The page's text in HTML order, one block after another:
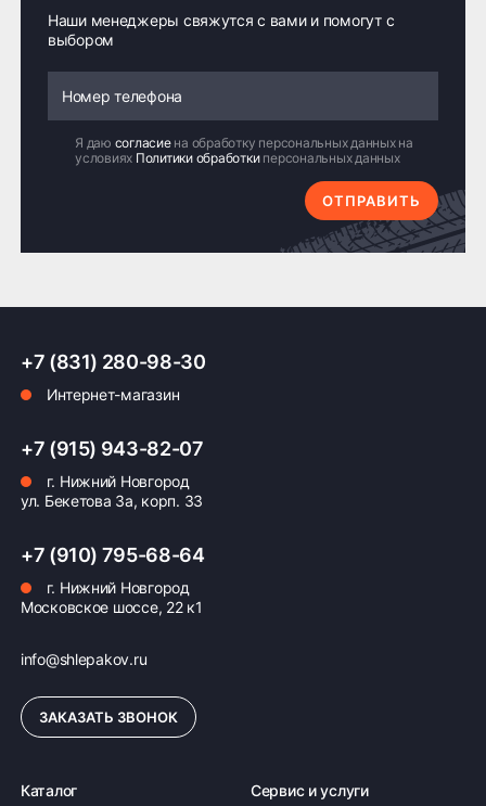
Наши менеджеры свяжутся с вами и помогут с
выбором
Я даю согласие на обработку персональных данных на
условиях Политики обработки персональных данных
ОТПРАВИТЬ
+7 (831) 280-98-30
Интернет-магазин
+7 (915) 943-82-07
г. Нижний Новгород
ул. Бекетова 3а, корп. 33
+7 (910) 795-68-64
г. Нижний Новгород
Московское шоссе, 22 к1
info@shlepakov.ru
ЗАКАЗАТЬ ЗВОНОК
Каталог Сервис и услуги